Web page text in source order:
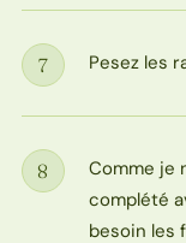
Étape
7 Pesez les
Étape
8
Comme je
complété
besoin les